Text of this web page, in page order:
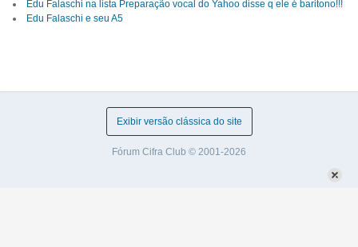
Edu Falaschi na lista Preparação vocal do Yahoo disse q ele é baritono!!!
Edu Falaschi e seu A5
Exibir versão clássica do site
Fórum Cifra Club © 2001-2026